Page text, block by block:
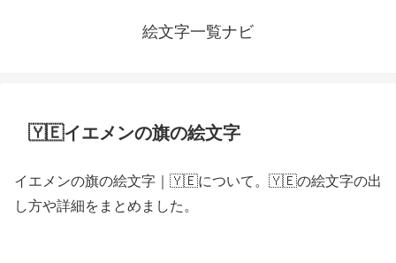
絵文字一覧ナビ
🇾🇪イエメンの旗の絵文字
イエメンの旗の絵文字｜🇾🇪について。🇾🇪の絵文字の出
し方や詳細をまとめました。